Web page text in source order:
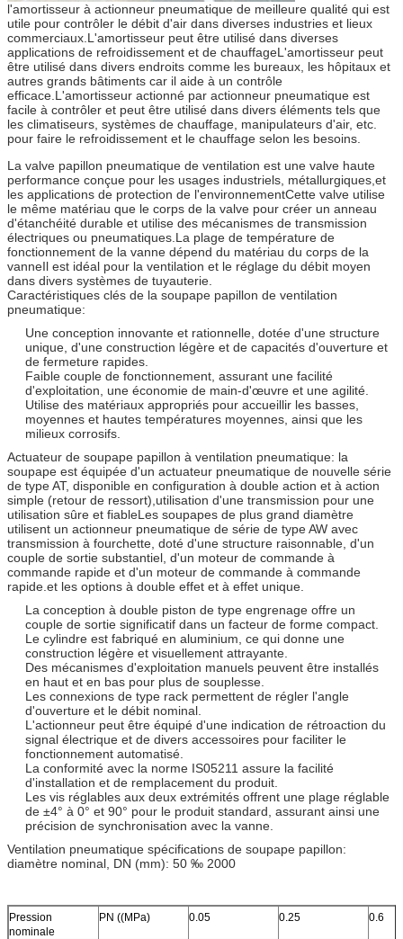
l'amortisseur à actionneur pneumatique de meilleure qualité qui est
utile pour contrôler le débit d'air dans diverses industries et lieux
commerciaux.L'amortisseur peut être utilisé dans diverses
applications de refroidissement et de chauffageL'amortisseur peut
être utilisé dans divers endroits comme les bureaux, les hôpitaux et
autres grands bâtiments car il aide à un contrôle
efficace.L'amortisseur actionné par actionneur pneumatique est
facile à contrôler et peut être utilisé dans divers éléments tels que
les climatiseurs, systèmes de chauffage, manipulateurs d'air, etc.
pour faire le refroidissement et le chauffage selon les besoins.
La valve papillon pneumatique de ventilation est une valve haute
performance conçue pour les usages industriels, métallurgiques,et
les applications de protection de l'environnementCette valve utilise
le même matériau que le corps de la valve pour créer un anneau
d'étanchéité durable et utilise des mécanismes de transmission
électriques ou pneumatiques.La plage de température de
fonctionnement de la vanne dépend du matériau du corps de la
vanneIl est idéal pour la ventilation et le réglage du débit moyen
dans divers systèmes de tuyauterie.
Caractéristiques clés de la soupape papillon de ventilation
pneumatique:
Une conception innovante et rationnelle, dotée d'une structure
unique, d'une construction légère et de capacités d'ouverture et
de fermeture rapides.
Faible couple de fonctionnement, assurant une facilité
d'exploitation, une économie de main-d'œuvre et une agilité.
Utilise des matériaux appropriés pour accueillir les basses,
moyennes et hautes températures moyennes, ainsi que les
milieux corrosifs.
Actuateur de soupape papillon à ventilation pneumatique: la
soupape est équipée d'un actuateur pneumatique de nouvelle série
de type AT, disponible en configuration à double action et à action
simple (retour de ressort),utilisation d'une transmission pour une
utilisation sûre et fiableLes soupapes de plus grand diamètre
utilisent un actionneur pneumatique de série de type AW avec
transmission à fourchette, doté d'une structure raisonnable, d'un
couple de sortie substantiel, d'un moteur de commande à
commande rapide et d'un moteur de commande à commande
rapide.et les options à double effet et à effet unique.
La conception à double piston de type engrenage offre un
couple de sortie significatif dans un facteur de forme compact.
Le cylindre est fabriqué en aluminium, ce qui donne une
construction légère et visuellement attrayante.
Des mécanismes d'exploitation manuels peuvent être installés
en haut et en bas pour plus de souplesse.
Les connexions de type rack permettent de régler l'angle
d'ouverture et le débit nominal.
L'actionneur peut être équipé d'une indication de rétroaction du
signal électrique et de divers accessoires pour faciliter le
fonctionnement automatisé.
La conformité avec la norme IS05211 assure la facilité
d'installation et de remplacement du produit.
Les vis réglables aux deux extrémités offrent une plage réglable
de ±4° à 0° et 90° pour le produit standard, assurant ainsi une
précision de synchronisation avec la vanne.
Ventilation pneumatique spécifications de soupape papillon:
diamètre nominal, DN (mm): 50 ‰ 2000
Pression
nominale
PN ((MPa) 0.05 0.25 0.6